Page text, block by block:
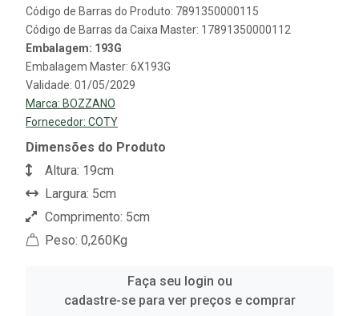
Código de Barras do Produto: 7891350000115
Código de Barras da Caixa Master: 17891350000112
Embalagem: 193G
Embalagem Master: 6X193G
Validade: 01/05/2029
Marca: BOZZANO
Fornecedor: COTY
Dimensões do Produto
Altura: 19cm
Largura: 5cm
Comprimento: 5cm
Peso: 0,260Kg
Faça seu login ou
cadastre-se para ver preços e comprar